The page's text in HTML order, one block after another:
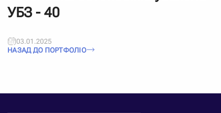
УБЗ - 40
03.01.2025
НАЗАД ДО ПОРТФОЛІО